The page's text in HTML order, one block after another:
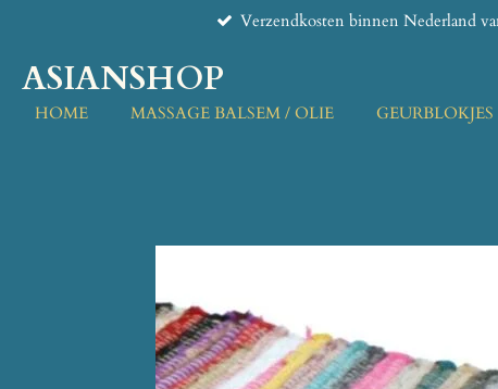
naar
de
hoofdinhoud
Verzendkosten binnen Nederland
ASIANSHOP
HOME MASSAGE BALSEM / OLIE GEURBLOKJES